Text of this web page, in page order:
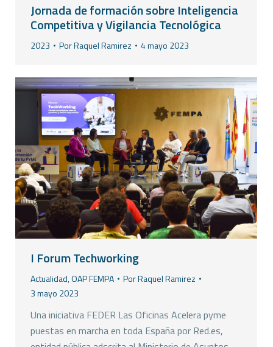
Jornada de formación sobre Inteligencia
Competitiva y Vigilancia Tecnológica
2023 PorRaquel Ramirez 4 mayo 2023
I Forum Techworking
Actualidad,OAP FEMPA PorRaquel Ramirez
3 mayo 2023
Una iniciativa FEDER Las Oficinas Acelera pyme
puestas en marcha en toda España por Red.es,